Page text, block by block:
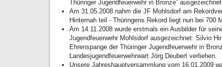
Thüringer Jugendfeuerwehr in Bronze”
Am 31.05.2008 nahm die JF Mohlsdorf am
Hinternah teil - Thüringens Rekord liegt nun bei 700
Am 14.11.2008 wurde erstmals ein Ausbilder für
Jugendfeuerwehr Mohlsdorf ausgezeichnet: Silvio
Ehrenspange der Thüringer Jugendfeuerwehr in
Landesjugendfeuerwehrwart Jörg Deubert verliehen.
Unsere Jahreshauptversammlung vom 16.01.2009